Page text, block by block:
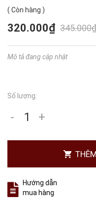
( Còn hàng )
320.000₫
Mô tả đang cập nhật
Số lượng:
- +
Hướng dẫn
mua hàng